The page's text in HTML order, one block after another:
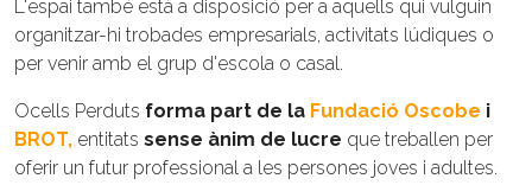
L'espai també està a disposició per a aquells qui vulguin
organitzar-hi trobades empresarials, activitats lúdiques o
per venir amb el grup d'escola o casal.
Ocells Perduts forma part de la Fundació Oscobe i
BROT, entitats sense ànim de lucre que treballen per
oferir un futur professional a les persones joves i adultes.